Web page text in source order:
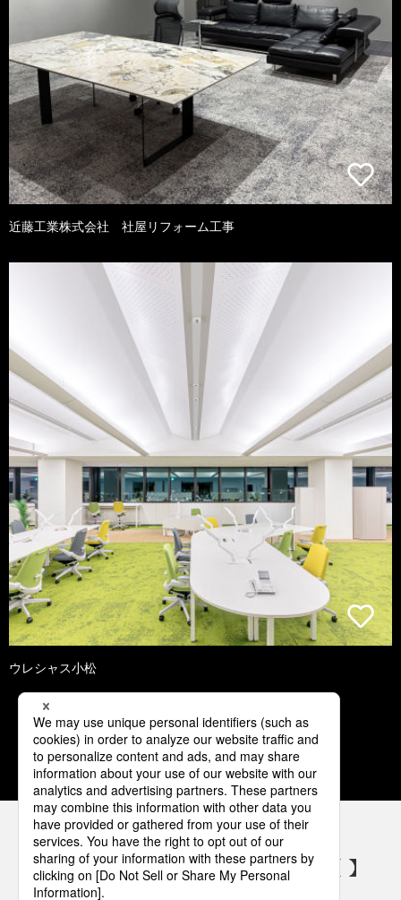
近藤工業株式会社 社屋リフォーム工事
ウレシャス小松
1 2 3 4 5
パナソニックの電気設備 SNSアカウント